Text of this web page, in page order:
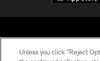
Unless you click “Reject